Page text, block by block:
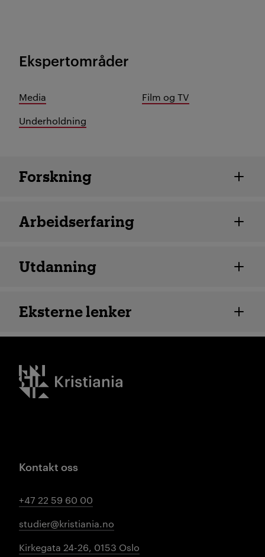
Ekspertområder
Media
Film og TV
Underholdning
Ansatte detaljer
Forskning
Arbeidserfaring
Utdanning
Eksterne lenker
Kristiania logo
Kontakt oss
+47 22 59 60 00
studier@kristiania.no
Kirkegata 24-26, 0153 Oslo